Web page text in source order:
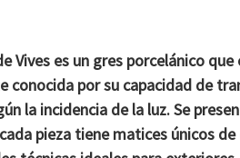
Vives es un gres porcelánico
conocida por su capacidad de
la incidencia de la luz. Se
pieza tiene matices únicos